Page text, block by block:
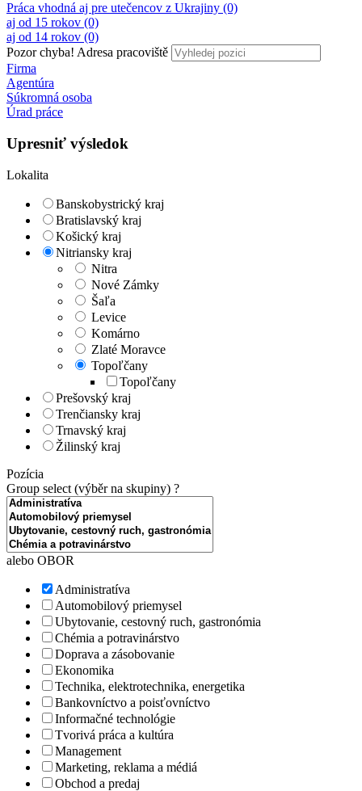
Práca vhodná aj pre utečencov z Ukrajiny (0)
aj od 15 rokov (0)
aj od 14 rokov (0)
Pozor chyba! Adresa pracoviště
Firma
Agentúra
Súkromná osoba
Úrad práce
Upresniť výsledok
Lokalita
Banskobystrický kraj
Bratislavský kraj
Košický kraj
Nitriansky kraj
Nitra
Nové Zámky
Šaľa
Levice
Komárno
Zlaté Moravce
Topoľčany
Topoľčany
Prešovský kraj
Trenčiansky kraj
Trnavský kraj
Žilinský kraj
Pozícia
Group select (výběr na skupiny) ?
alebo OBOR
Administratíva
Automobilový priemysel
Ubytovanie, cestovný ruch, gastronómia
Chémia a potravinárstvo
Doprava a zásobovanie
Ekonomika
Technika, elektrotechnika, energetika
Bankovníctvo a poisťovníctvo
Informačné technológie
Tvorivá práca a kultúra
Management
Marketing, reklama a médiá
Obchod a predaj